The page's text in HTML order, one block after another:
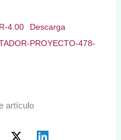
4.00
Descarga
PROYECTO-478-
artículo